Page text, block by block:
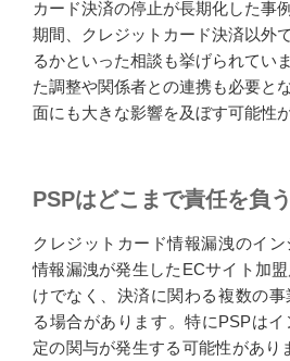
カード決済の停止が長期化した事
期間、クレジットカード決済以外
るかといった相談も挙げられてい
た調整や関係者との連携も必要と
面にも大きな影響を及ぼす可能性
PSPはどこまで責任を負
クレジットカード情報漏洩のイ
情報漏洩が発生したECサイト加
けでなく、決済に関わる複数の
る場合があります。特にPSPは
定の関与が発生する可能性があり